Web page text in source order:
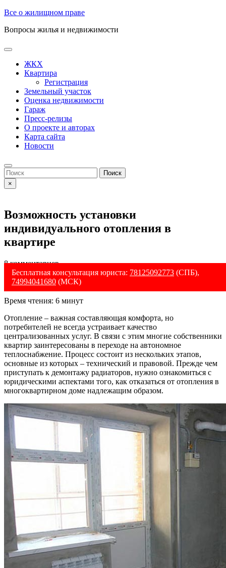
Skip
content
Все о жилищном праве
Вопросы жилья и недвижимости
Open
ButtonЖКХ
Квартира
Регистрация
Земельный участок
Оценка недвижимости
Гараж
Пресс-релизы
О проекте и авторах
Карта сайта
Новости
Close
Button
Search
for:
×
Возможность установки
индивидуального отопления в
квартире
8 комментариев
Бесплатная консультация юриста: 78125092773 (СПБ),
74994041680 (МСК)
Время чтения: 6 минут
Отопление – важная составляющая комфорта, но
потребителей не всегда устраивает качество
централизованных услуг. В связи с этим многие собственники
квартир заинтересованы в переходе на автономное
теплоснабжение. Процесс состоит из нескольких этапов,
основные из которых – технический и правовой. Прежде чем
приступать к демонтажу радиаторов, нужно ознакомиться с
юридическими аспектами того, как отказаться от отопления в
многоквартирном доме надлежащим образом.